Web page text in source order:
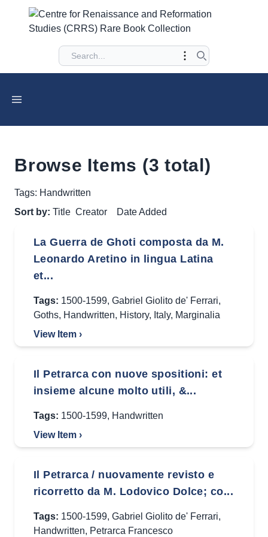
Browse Items (3 total)
Tags: Handwritten
Sort by: Title Creator Date Added
La Guerra de Ghoti composta da M.
Leonardo Aretino in lingua Latina
et...
Tags: 1500-1599, Gabriel Giolito de' Ferrari,
Goths, Handwritten, History, Italy, Marginalia
View Item ›
Il Petrarca con nuove spositioni: et
insieme alcune molto utili, &...
Tags: 1500-1599, Handwritten
View Item ›
Il Petrarca / nuovamente revisto e
ricorretto da M. Lodovico Dolce; co...
Tags: 1500-1599, Gabriel Giolito de' Ferrari,
Handwritten, Petrarca Francesco